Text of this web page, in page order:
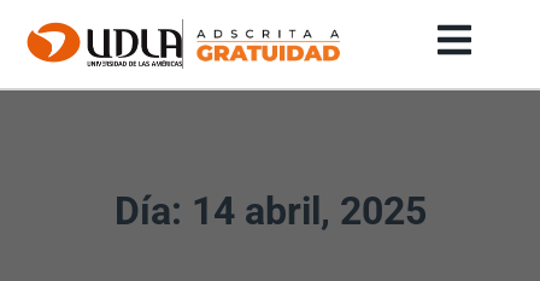
Día: 14 abril, 2025